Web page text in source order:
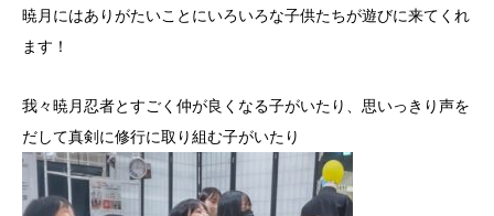
暁月にはありがたいことにいろいろな子供たちが遊びに来てくれ
ます！
我々暁月忍者とすごく仲が良くなる子がいたり、思いっきり声を
だして真剣に修行に取り組む子がいたり